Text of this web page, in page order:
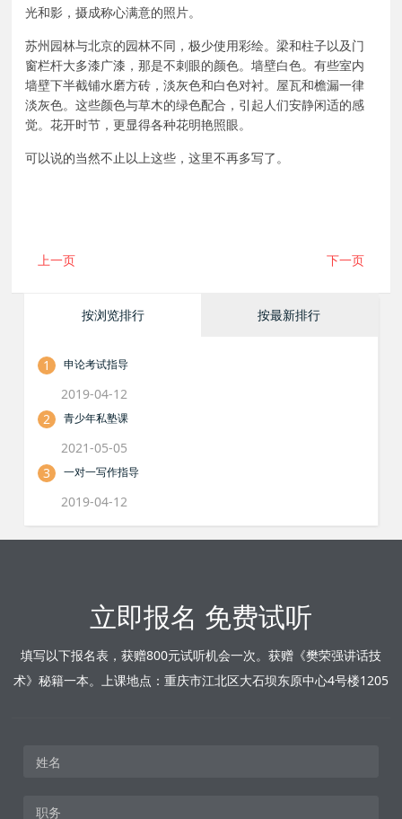
光和影，摄成称心满意的照片。
苏州园林与北京的园林不同，极少使用彩绘。梁和柱子以及门
窗栏杆大多漆广漆，那是不刺眼的颜色。墙壁白色。有些室内
墙壁下半截铺水磨方砖，淡灰色和白色对衬。屋瓦和檐漏一律
淡灰色。这些颜色与草木的绿色配合，引起人们安静闲适的感
觉。花开时节，更显得各种花明艳照眼。
可以说的当然不止以上这些，这里不再多写了。
上一页 下一页
按浏览排行 按最新排行
1 申论考试指导
2019-04-12
2
青少年私塾课
2021-05-05
3
一对一写作指导
2019-04-12
立即报名 免费试听
填写以下报名表，获赠800元试听机会一次。获赠《樊荣强讲话技
术》秘籍一本。上课地点：重庆市江北区大石坝东原中心4号楼1205